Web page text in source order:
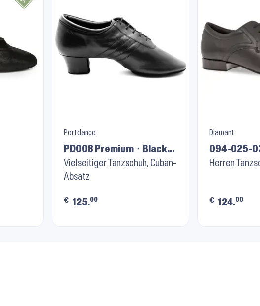
Portdance
PD008 Premium ⬝ Black
Leather
Vielseitiger Tanzschuh, Cuban-
Absatz
€ 125.00
Diamant
094-025-
Schwarz
Herren
€ 124.00